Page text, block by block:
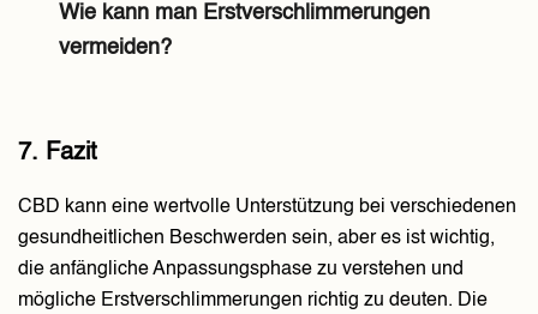
Wie kann man Erstverschlimmerungen
vermeiden?
7. Fazit
CBD kann eine wertvolle Unterstützung bei verschiedenen
gesundheitlichen Beschwerden sein, aber es ist wichtig,
die anfängliche Anpassungsphase zu verstehen und
mögliche Erstverschlimmerungen richtig zu deuten. Die